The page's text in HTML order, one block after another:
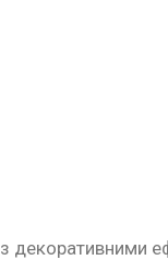
декоративними